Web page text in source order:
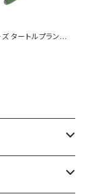
タートルプランタ
ンター 鉢